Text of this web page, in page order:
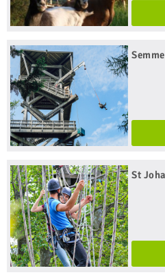
St